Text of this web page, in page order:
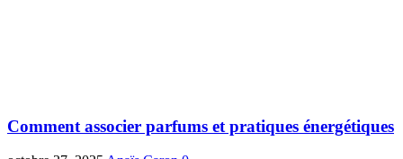
Comment associer parfums et pratiques énergétiques